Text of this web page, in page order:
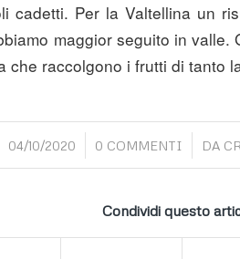
cadetti. Per la Valtellina un
maggior seguito in
che raccolgono i frutti di tanto
04/10/2020
/ 0 COMMENTI
/ DA
Condividi questo